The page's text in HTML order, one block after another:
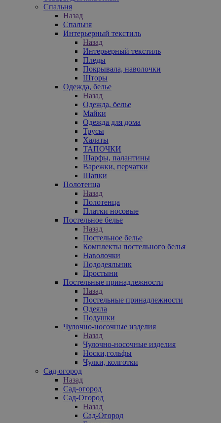
Спальня
Назад
Спальня
Интерьерный текстиль
Назад
Интерьерный текстиль
Пледы
Покрывала, наволочки
Шторы
Одежда, белье
Назад
Одежда, белье
Майки
Одежда для дома
Трусы
Халаты
ТАПОЧКИ
Шарфы, палантины
Варежки, перчатки
Шапки
Полотенца
Назад
Полотенца
Платки носовые
Постельное белье
Назад
Постельное белье
Комплекты постельного белья
Наволочки
Пододеяльник
Простыни
Постельные принадлежности
Назад
Постельные принадлежности
Одеяла
Подушки
Чулочно-носочные изделия
Назад
Чулочно-носочные изделия
Носки,гольфы
Чулки, колготки
Сад-огород
Назад
Сад-огород
Сад-Огород
Назад
Сад-Огород